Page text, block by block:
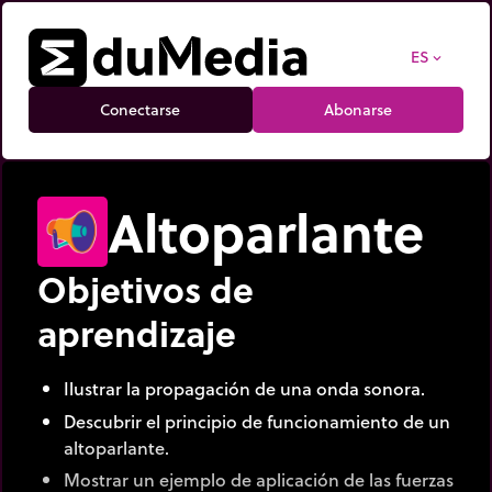
ES expand_more
Conectarse Abonarse
Altoparlante
Objetivos de
aprendizaje
Ilustrar la propagación de una onda sonora.
Descubrir el principio de funcionamiento de un
altoparlante.
Mostrar un ejemplo de aplicación de las fuerzas